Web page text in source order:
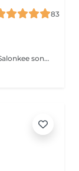
83
Veuillez prendre note que les prix indiqués sur Salonkee sont communiqués à titre informatif et s'entendent de base. Ces derniers sont susceptibles de varier selon le diagnostic réalisé à votre arrivée au salon et l'expertise du professionnel à qui vous confiez votre beauté. Dans tous les cas, un devis précis vous sera proposé et toutes réalisations de prestations seront effectuées avec votre accord. Un grand merci d'avance pour votre compréhension. Au plaisir de vous recevoir très vite.